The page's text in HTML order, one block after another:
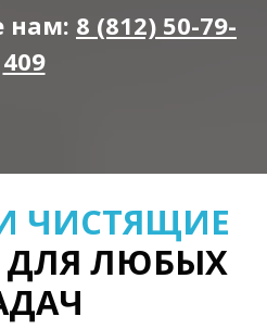
нам: 8 (812) 50-79-
409
ЧИСТЯЩИЕ
ЛЮБЫХ